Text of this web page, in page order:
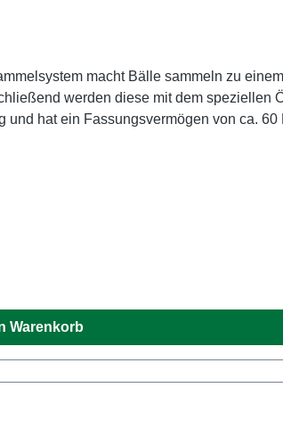
macht Bälle sammeln zu
werden diese mit dem speziellen
hat ein Fassungsvermögen von ca.
Warenkorb